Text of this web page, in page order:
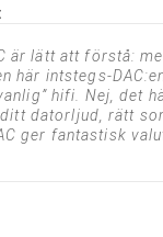
är lätt att förstå:
här intstegs-
hifi. Nej, det
datorljud, rätt
ger fantastisk